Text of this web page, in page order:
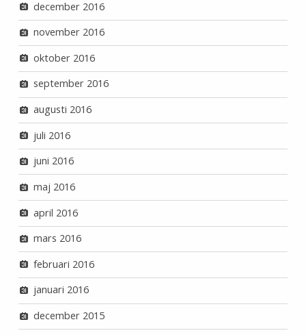
december 2016
november 2016
oktober 2016
september 2016
augusti 2016
juli 2016
juni 2016
maj 2016
april 2016
mars 2016
februari 2016
januari 2016
december 2015